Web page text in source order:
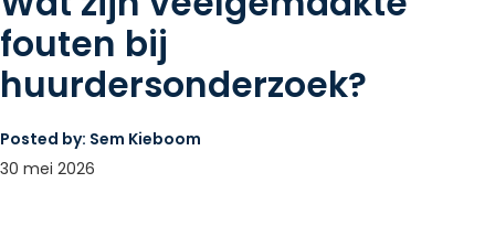
fouten bij
huurdersonderzoek?
Posted by: Sem Kieboom
30 mei 2026